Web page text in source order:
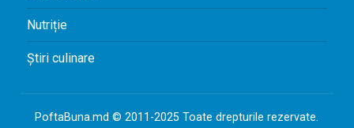
Nutriție
Știri culinare
PoftaBuna.md © 2011-2025 Toate drepturile rezervate.